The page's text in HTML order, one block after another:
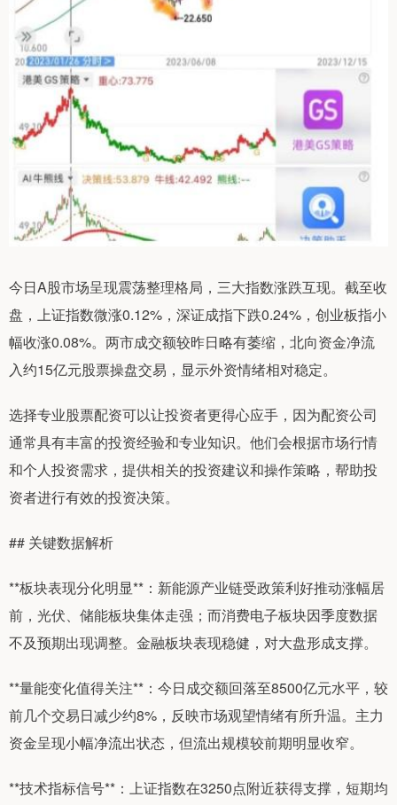
今日A股市场呈现震荡整理格局，三大指数涨跌互现。截至收
盘，上证指数微涨0.12%，深证成指下跌0.24%，创业板指小
幅收涨0.08%。两市成交额较昨日略有萎缩，北向资金净流
入约15亿元股票操盘交易，显示外资情绪相对稳定。
选择专业股票配资可以让投资者更得心应手，因为配资公司
通常具有丰富的投资经验和专业知识。他们会根据市场行情
和个人投资需求，提供相关的投资建议和操作策略，帮助投
资者进行有效的投资决策。
## 关键数据解析
**板块表现分化明显**：新能源产业链受政策利好推动涨幅居
前，光伏、储能板块集体走强；而消费电子板块因季度数据
不及预期出现调整。金融板块表现稳健，对大盘形成支撑。
**量能变化值得关注**：今日成交额回落至8500亿元水平，较
前几个交易日减少约8%，反映市场观望情绪有所升温。主力
资金呈现小幅净流出状态，但流出规模较前期明显收窄。
**技术指标信号**：上证指数在3250点附近获得支撑，短期均